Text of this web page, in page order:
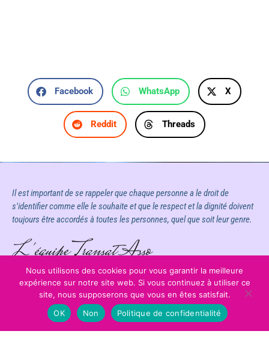
Facebook WhatsApp X
Reddit Threads
Il est important de se rappeler que chaque personne a le droit de
s'identifier comme elle le souhaite et que le respect et la dignité doivent
toujours être accordés à toutes les personnes, quel que soit leur genre.
L'équipe Transat Asso
Nous utilisons des cookies pour vous garantir la meilleure
expérience sur notre site web. Si vous continuez à utiliser ce
site, nous supposerons que vous en êtes satisfait.
OK
Non Politique de confidentialité